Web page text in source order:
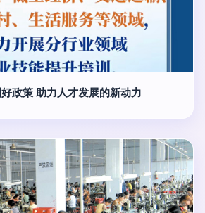
政策 助力人才发展的新动力